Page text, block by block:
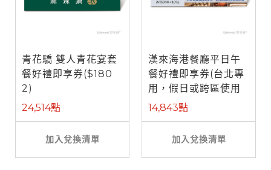
青花驕 雙人青花宴套
餐好禮即享券($180
2)
24,514點
加入兌換清單
漢來海港餐廳平日午
餐好禮即享券(台北專
用，假日或跨區使用
需補差額)
14,843點
加入兌換清單